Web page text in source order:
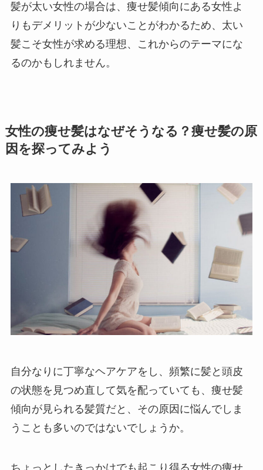
髪が太い女性の場合は、痩せ髪傾向にある女性よ
りもデメリットが少ないことがわかるため、太い
髪こそ女性が求める理想、これからのテーマにな
るのかもしれません。
女性の痩せ髪はなぜそうなる？痩せ髪の原
因を探ってみよう
自分なりに丁寧なヘアケアをし、頻繁に髪と頭皮
の状態を見つめ直して気を配っていても、痩せ髪
傾向が見られる髪質だと、その原因に悩んでしま
うことも多いのではないでしょうか。
ちょっとしたきっかけでも起こり得る女性の痩せ